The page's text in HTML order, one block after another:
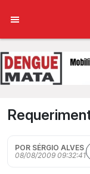
POR SÉRGIO ALVES
08/08/2009 09:32:41